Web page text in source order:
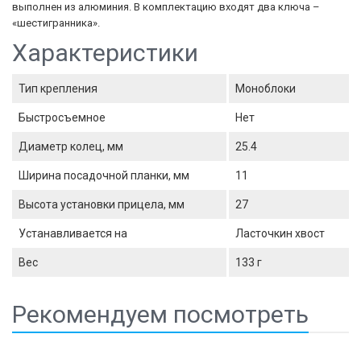
выполнен из алюминия. В комплектацию входят два ключа –
«шестигранника».
Характеристики
Тип крепления Моноблоки
Быстросъемное Нет
Диаметр колец, мм 25.4
Ширина посадочной планки, мм 11
Высота установки прицела, мм 27
Устанавливается на Ласточкин хвост
Вес 133 г
Рекомендуем посмотреть